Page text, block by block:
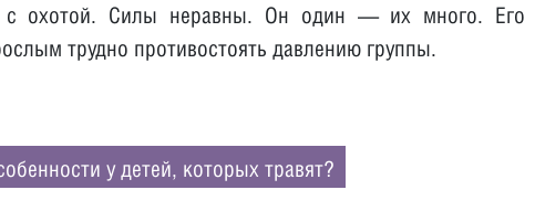
с охотой. Силы неравны. Он один — их много. Его
трудно противостоять давлению группы.
у детей, которых травят?